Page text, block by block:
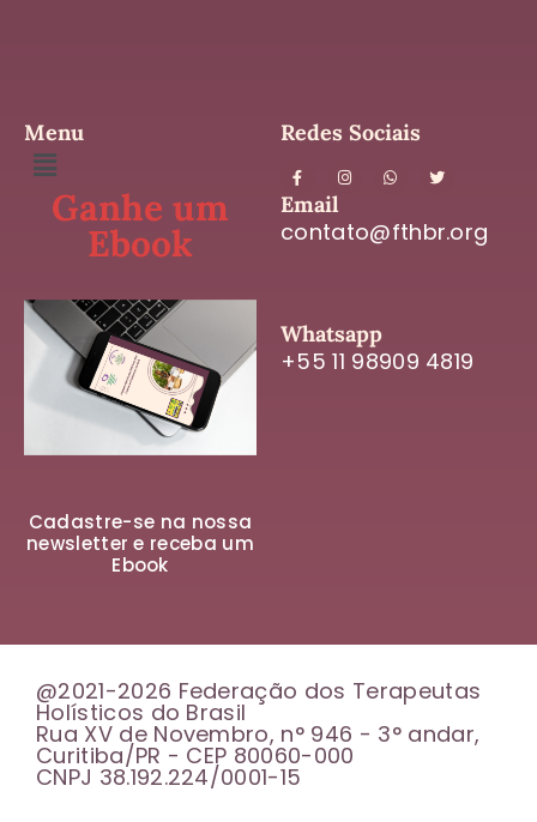
Menu
Ganhe um
Ebook
Cadastre-se na nossa
newsletter e receba um
Ebook
Redes Sociais
Email
contato@fthbr.org
Whatsapp
+55 11 98909 4819
@2021-2026 Federação dos Terapeutas
Holísticos do Brasil
Rua XV de Novembro, n° 946 - 3° andar,
Curitiba/PR - CEP 80060-000
CNPJ 38.192.224/0001-15